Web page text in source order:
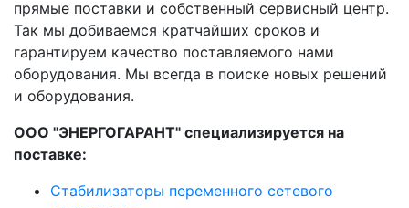
прямые поставки и собственный сервисный центр.
Так мы добиваемся кратчайших сроков и
гарантируем качество поставляемого нами
оборудования. Мы всегда в поиске новых решений
и оборудования.
ООО "ЭНЕРГОГАРАНТ" специализируется на
поставке:
Стабилизаторы переменного сетевого